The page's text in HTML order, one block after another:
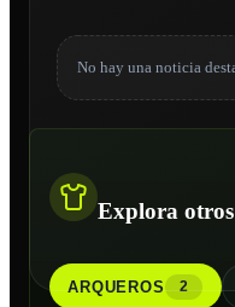
No hay una noticia
Explora
ARQUEROS 2